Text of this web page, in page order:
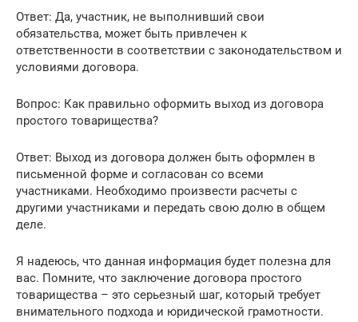
Ответ: Да, участник, не выполнивший свои
обязательства, может быть привлечен к
ответственности в соответствии с законодательством и
условиями договора.
Вопрос: Как правильно оформить выход из договора
простого товарищества?
Ответ: Выход из договора должен быть оформлен в
письменной форме и согласован со всеми
участниками. Необходимо произвести расчеты с
другими участниками и передать свою долю в общем
деле.
Я надеюсь, что данная информация будет полезна для
вас. Помните, что заключение договора простого
товарищества – это серьезный шаг, который требует
внимательного подхода и юридической грамотности.